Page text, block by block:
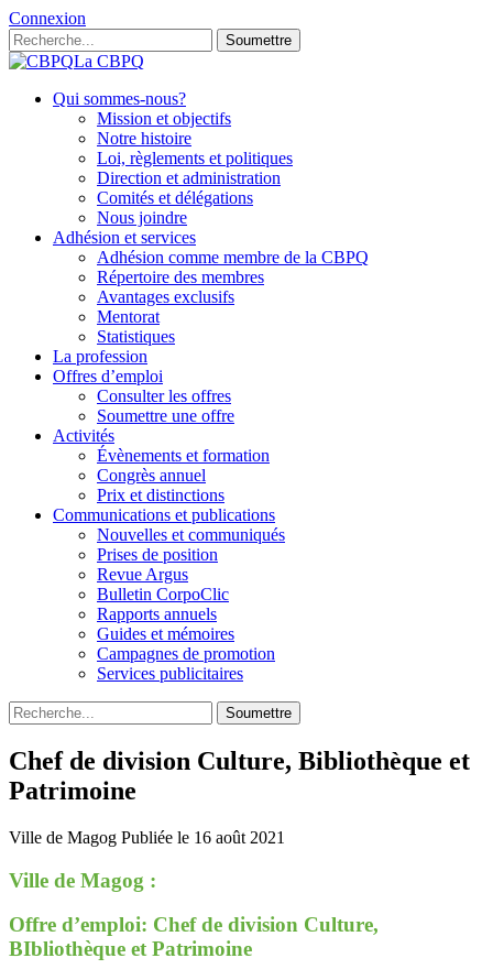
Connexion
Soumettre
La CBPQ
Qui sommes-nous?
Mission et objectifs
Notre histoire
Loi, règlements et politiques
Direction et administration
Comités et délégations
Nous joindre
Adhésion et services
Adhésion comme membre de la CBPQ
Répertoire des membres
Avantages exclusifs
Mentorat
Statistiques
La profession
Offres d’emploi
Consulter les offres
Soumettre une offre
Activités
Évènements et formation
Congrès annuel
Prix et distinctions
Communications et publications
Nouvelles et communiqués
Prises de position
Revue Argus
Bulletin CorpoClic
Rapports annuels
Guides et mémoires
Campagnes de promotion
Services publicitaires
Soumettre
Chef de division Culture, Bibliothèque et
Patrimoine
Ville de Magog Publiée le 16 août 2021
Ville de Magog :
Offre d’emploi: Chef de division Culture,
BIbliothèque et Patrimoine